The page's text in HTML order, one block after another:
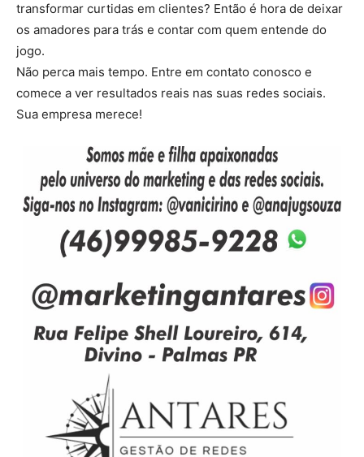
transformar curtidas em clientes? Então é hora de deixar
os amadores para trás e contar com quem entende do
jogo.
Não perca mais tempo. Entre em contato conosco e
comece a ver resultados reais nas suas redes sociais.
Sua empresa merece!